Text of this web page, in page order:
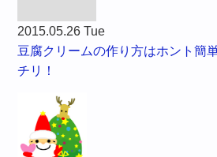
2015.05.26 Tue
豆腐クリームの作り方はホント簡
チリ！